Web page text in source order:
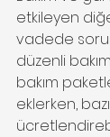
etkileyen
vadede
düzenli
bakım
eklerken,